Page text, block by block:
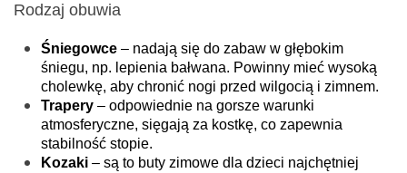
Rodzaj obuwia
Śniegowce – nadają się do zabaw w głębokim
śniegu, np. lepienia bałwana. Powinny mieć wysoką
cholewkę, aby chronić nogi przed wilgocią i zimnem.
Trapery – odpowiednie na gorsze warunki
atmosferyczne, sięgają za kostkę, co zapewnia
stabilność stopie.
Kozaki – są to buty zimowe dla dzieci najchętniej